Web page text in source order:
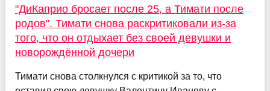
"ДиКаприо бросает после 25, а Тимати после
родов". Тимати снова раскритиковали из-за
того, что он отдыхает без своей девушки и
новорождённой дочери
Тимати снова столкнулся с критикой за то, что